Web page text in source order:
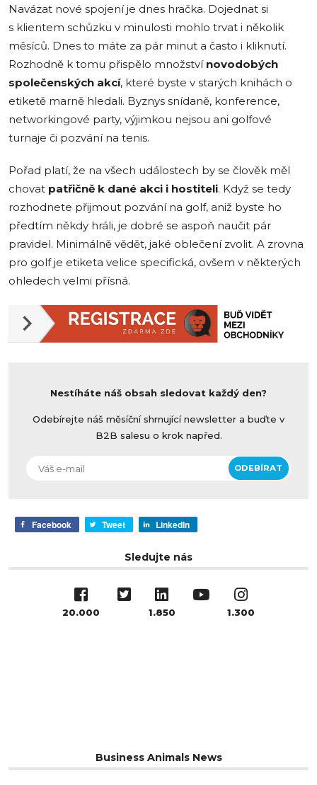
Navázat nové spojení je dnes hračka. Dojednat si
s klientem schůzku v minulosti mohlo trvat i několik
měsíců. Dnes to máte za pár minut a často i kliknutí.
Rozhodně k tomu přispělo množství novodobých
společenských akcí, které byste v starých knihách o
etiketě marně hledali. Byznys snídaně, konference,
networkingové party, výjimkou nejsou ani golfové
turnaje či pozvání na tenis.
Pořad platí, že na všech událostech by se člověk měl
chovat patřičně k dané akci i hostiteli. Když se tedy
rozhodnete přijmout pozvání na golf, aniž byste ho
předtím někdy hráli, je dobré se aspoň naučit pár
pravidel. Minimálně vědět, jaké oblečení zvolit. A zrovna
pro golf je etiketa velice specifická, ovšem v některých
ohledech velmi přísná.
Nestíháte náš obsah sledovat každý den?
Odebírejte náš měsíční shrnující newsletter a buďte v
B2B salesu o krok napřed.
Facebook Tweet LinkedIn
Sledujte nás
20.000 1.850 1.300
Business Animals News